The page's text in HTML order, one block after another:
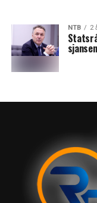
NTB 2
sjansen